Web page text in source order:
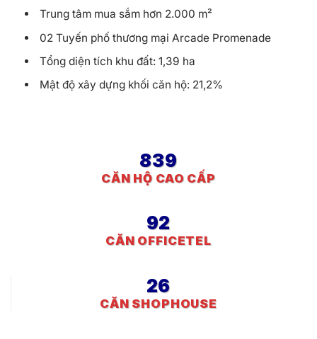
Trung tâm mua sắm hơn 2.000 m²
02 Tuyến phố thương mại Arcade Promenade
Tổng diện tích khu đất: 1,39 ha
Mật độ xây dựng khối căn hộ: 21,2%
839
CĂN HỘ CAO CẤP
92
CĂN OFFICETEL
26
CĂN SHOPHOUSE